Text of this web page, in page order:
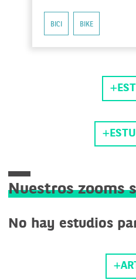
BICI BIKE
Nuestros zooms
No hay estudios